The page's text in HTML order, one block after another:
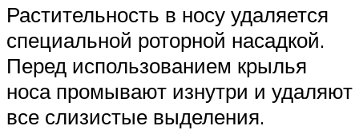
Растительность в носу удаляется
специальной роторной насадкой.
Перед использованием крылья
носа промывают изнутри и удаляют
все слизистые выделения.